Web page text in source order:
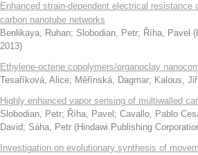
Enhanced strain-dependent electrical
carbon nanotube networks
Benlikaya, Ruhan; Slobodian, Petr; Říha, Pavel (
2013)
Ethylene-octene copolymers/organoclay
Tesaříková, Alice; Měřínská, Dagmar; Kalous,
Highly enhanced vapor sensing of multiwalled
Slobodian, Petr; Říha, Pavel ; Cavallo, Pablo
David; Sáha, Petr (Hindawi Publishing
Investigation on evolutionary synthesis of